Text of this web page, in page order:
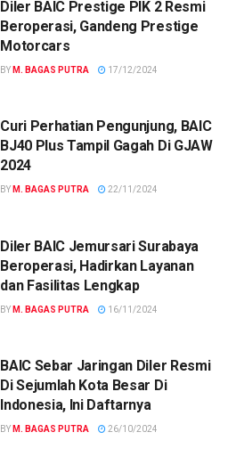
Diler BAIC Prestige PIK 2 Resmi
Beroperasi, Gandeng Prestige
Motorcars
BY M. BAGAS PUTRA 17/12/2024
Curi Perhatian Pengunjung, BAIC
BJ40 Plus Tampil Gagah Di GJAW
2024
BY M. BAGAS PUTRA 22/11/2024
Diler BAIC Jemursari Surabaya
Beroperasi, Hadirkan Layanan
dan Fasilitas Lengkap
BY M. BAGAS PUTRA 16/11/2024
BAIC Sebar Jaringan Diler Resmi
Di Sejumlah Kota Besar Di
Indonesia, Ini Daftarnya
BY M. BAGAS PUTRA 26/10/2024